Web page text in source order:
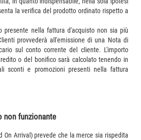
la verifica del prodotto ordinato rispetto a
presente nella fattura d'acquisto non sia più
provvederà all'emissione di una Nota di
sul conto corrente del cliente. L'importo
o del bonifico sarà calcolato tenendo in
sconti e promozioni presenti nella fattura
non funzionante
On Arrival) prevede che la merce sia rispedita